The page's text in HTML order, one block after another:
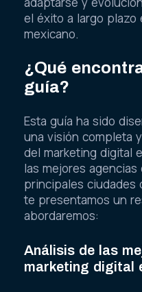
el éxito a largo plazo
mexicano.
¿Qué
guía?
Esta guía ha sido
una visión completa
del marketing digital
las mejores
principales ciudades
te presentamos un
abordaremos:
Análisis de las
marketing digital